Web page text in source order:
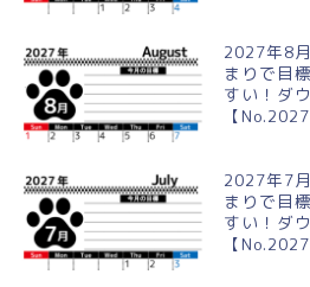
2027年8
まりで目
すい！ダ
【
2027年7
まりで目
すい！ダ
【